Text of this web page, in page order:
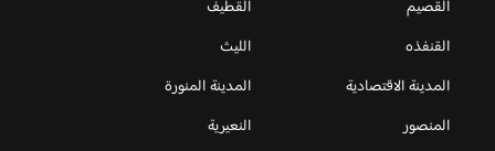
القصيم
القطيف
القنفذه
الليث
المدينة الاقتصادية
المدينة المنورة
المنصور
النعيرية